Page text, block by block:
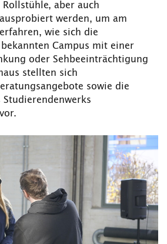
aber auch
werden, um am
wie sich die
Campus mit einer
oder Sehbeeinträchtigung
stellten sich
sowie die